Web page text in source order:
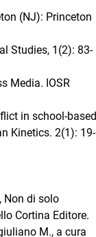
(NJ): Princeton
Studies, 1(2): 83-
Media. IOSR
in school-based
Kinetics. 2(1): 19-
Non di solo
Cortina Editore.
M., a cura